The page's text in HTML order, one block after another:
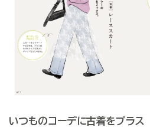
いつものコーデに古着をプラス